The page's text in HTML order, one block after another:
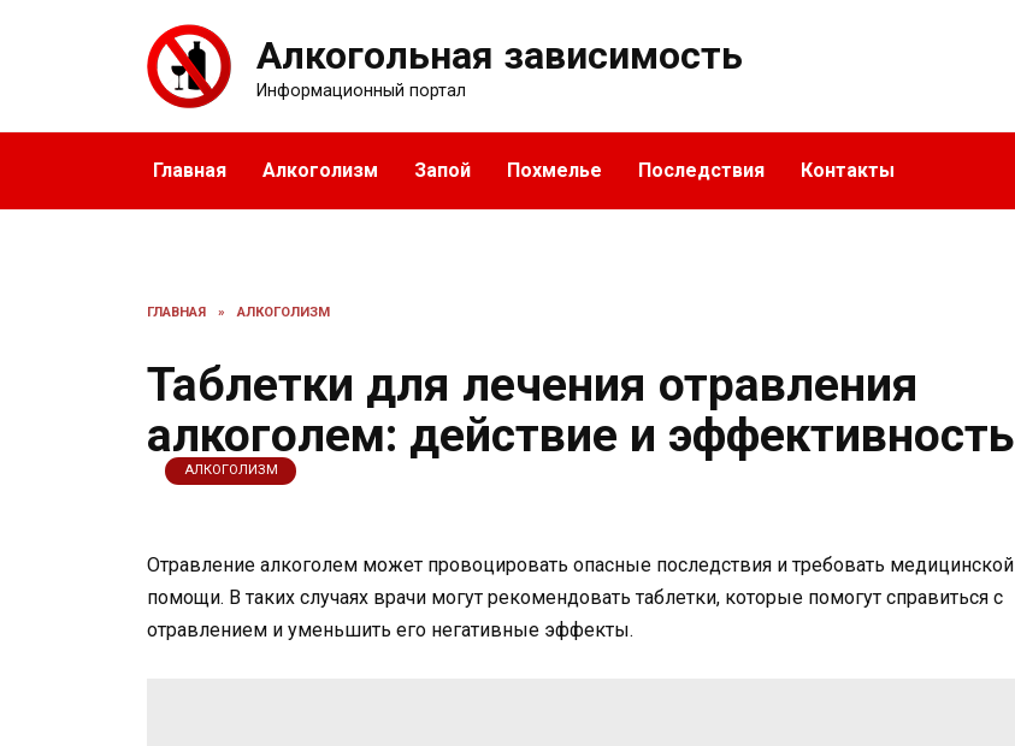
Алкогольная зависимость
Информационный портал
Главная Алкоголизм Запой Похмелье Последствия Контакты
ГЛАВНАЯ » АЛКОГОЛИЗМ
Таблетки для лечения отравления
алкоголем: действие и эффективность
АЛКОГОЛИЗМ
Отравление алкоголем может провоцировать опасные последствия и требовать медицинской
помощи. В таких случаях врачи могут рекомендовать таблетки, которые помогут справиться с
отравлением и уменьшить его негативные эффекты.